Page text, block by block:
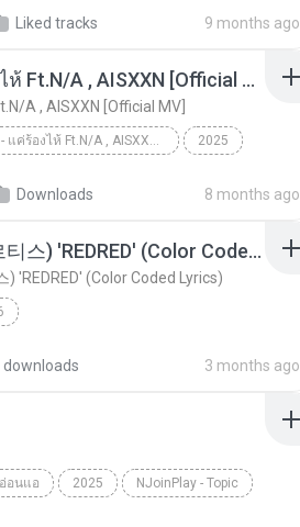
Liked tracks 9 months ago
KRK - แค่ร้องไห้ Ft.N/A , AISXXN [Official MV]
A , AISXXN [Official MV]
KRK - แค่ร้องไห้ Ft.N/A , AISXXN [Official MV] 2025
Downloads 8 months ago
CORTIS (코르티스) 'REDRED' (Color Coded Lyrics)
) 'REDRED' (Color Coded Lyrics)
downloads 3 months ago
อนแอ 2025 NJoinPlay - Topic